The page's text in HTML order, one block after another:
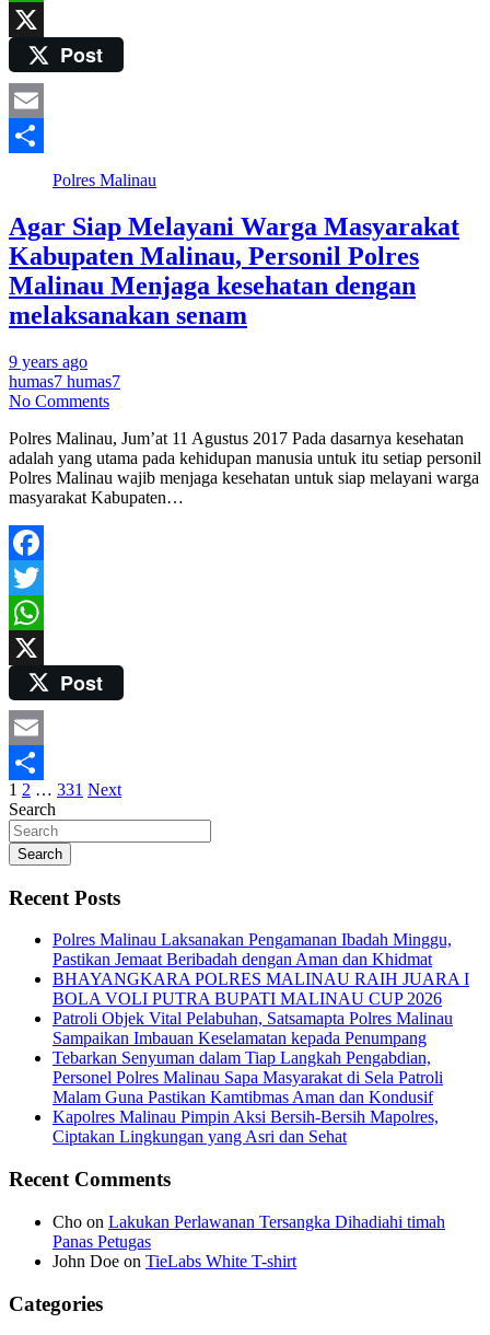
WhatsApp
Post
Email
Polres Malinau
Agar Siap Melayani Warga Masyarakat
Kabupaten Malinau, Personil Polres
Malinau Menjaga kesehatan dengan
melaksanakan senam
9 years ago
humas7 humas7
No Comments
Polres Malinau, Jum’at 11 Agustus 2017 Pada dasarnya kesehatan
adalah yang utama pada kehidupan manusia untuk itu setiap personil
Polres Malinau wajib menjaga kesehatan untuk siap melayani warga
masyarakat Kabupaten…
Facebook
Twitter
WhatsApp
Post
Email
Share
Posts
pagination
1 2 … 331 Next
Search
Search
Recent Posts
Polres Malinau Laksanakan Pengamanan Ibadah Minggu,
Pastikan Jemaat Beribadah dengan Aman dan Khidmat
BHAYANGKARA POLRES MALINAU RAIH JUARA I
BOLA VOLI PUTRA BUPATI MALINAU CUP 2026
Patroli Objek Vital Pelabuhan, Satsamapta Polres Malinau
Sampaikan Imbauan Keselamatan kepada Penumpang
Tebarkan Senyuman dalam Tiap Langkah Pengabdian,
Personel Polres Malinau Sapa Masyarakat di Sela Patroli
Malam Guna Pastikan Kamtibmas Aman dan Kondusif
Kapolres Malinau Pimpin Aksi Bersih-Bersih Mapolres,
Ciptakan Lingkungan yang Asri dan Sehat
Recent Comments
Cho on Lakukan Perlawanan Tersangka Dihadiahi timah
Panas Petugas
John Doe on TieLabs White T-shirt
Categories